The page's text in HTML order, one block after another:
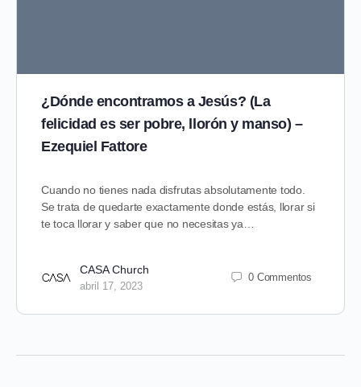
¿Dónde encontramos a Jesús? (La
felicidad es ser pobre, llorón y manso) –
Ezequiel Fattore
Cuando no tienes nada disfrutas absolutamente todo.
Se trata de quedarte exactamente donde estás, llorar si
te toca llorar y saber que no necesitas ya…
CASA Church
abril 17, 2023
0 Commentos